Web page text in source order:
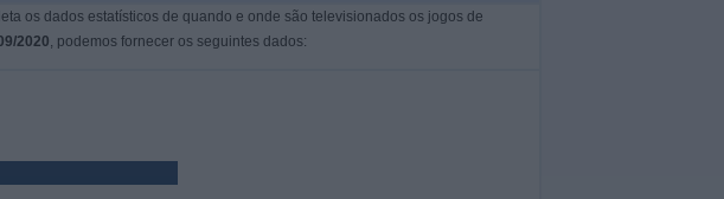
os dados estatísticos de quando e onde são televisionados os jogos de
2020, podemos fornecer os seguintes dados: